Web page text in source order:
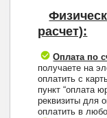
расчет):
Оплата по
получаете на
оплатить с
пункт “оплата
реквизиты для
оплатить в